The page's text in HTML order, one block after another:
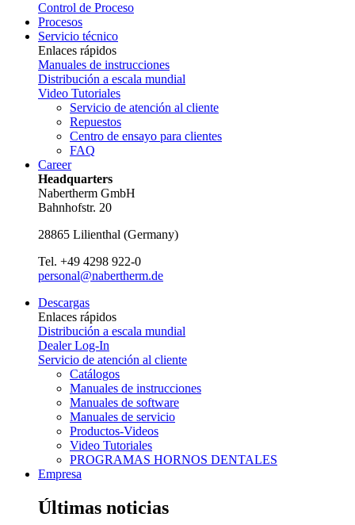
Control de Proceso
Procesos
Servicio técnico
Enlaces rápidos
Manuales de instrucciones
Distribución a escala mundial
Video Tutoriales
Servicio de atención al cliente
Repuestos
Centro de ensayo para clientes
FAQ
Career
Headquarters
Nabertherm GmbH
Bahnhofstr. 20
28865 Lilienthal (Germany)
Tel. +49 4298 922-0
personal@nabertherm.de
Descargas
Enlaces rápidos
Distribución a escala mundial
Dealer Log-In
Servicio de atención al cliente
Catálogos
Manuales de instrucciones
Manuales de software
Manuales de servicio
Productos-Videos
Video Tutoriales
PROGRAMAS HORNOS DENTALES
Empresa
Últimas noticias